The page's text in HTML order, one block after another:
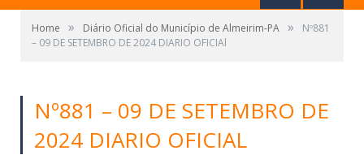
Home » Diário Oficial do Município de Almeirim-PA »
Nº881
– 09 DE SETEMBRO DE 2024 DIARIO OFICIAl
Nº881 – 09 DE SETEMBRO DE
2024 DIARIO OFICIAL